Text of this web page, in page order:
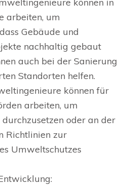
können in
arbeiten, um
Gebäude und
nachhaltig gebaut
auch bei der Sanierung
Standorten helfen.
können für
arbeiten, um
oder an der
Richtlinien zur
Umweltschutzes